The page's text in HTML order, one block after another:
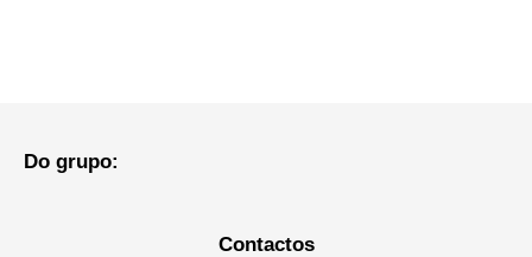
Do grupo:
Contactos